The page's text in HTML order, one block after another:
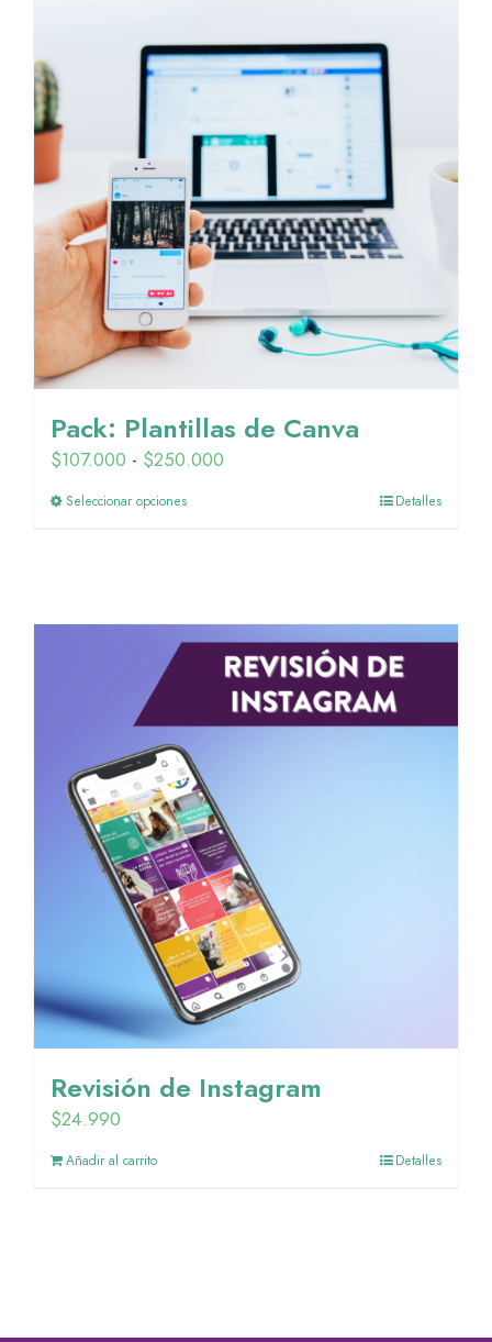
Pack: Plantillas de Canva
$107.000 - $250.000
$250.000
Seleccionar opciones Detalles
Revisión de Instagram
$24.990
Añadir al carrito Detalles